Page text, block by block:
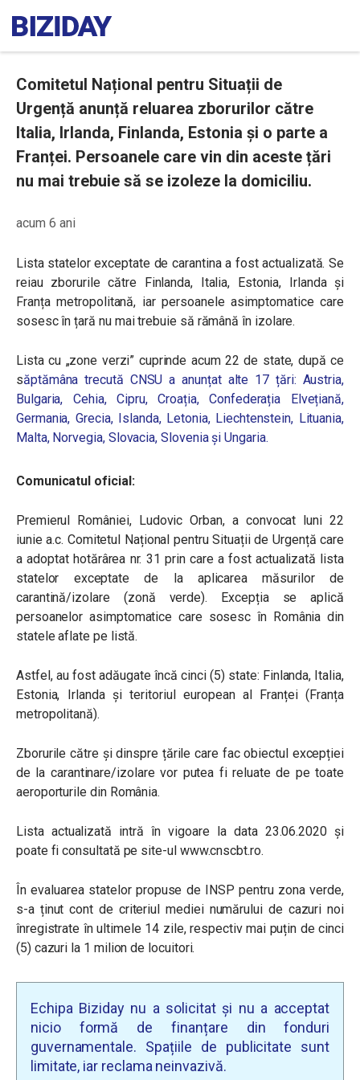
Comitetul Național pentru Situații de
Urgență anunță reluarea zborurilor către
Italia, Irlanda, Finlanda, Estonia și o parte a
Franței. Persoanele care vin din aceste țări
nu mai trebuie să se izoleze la domiciliu.
acum 6 ani
Lista statelor exceptate de carantina a fost actualizată. Se
reiau zborurile către Finlanda, Italia, Estonia, Irlanda și
Franța metropolitană, iar persoanele asimptomatice care
sosesc în țară nu mai trebuie să rămână în izolare.
Lista cu „zone verzi” cuprinde acum 22 de state, după ce
săptămâna trecută CNSU a anunțat alte 17 țări: Austria,
Bulgaria, Cehia, Cipru, Croația, Confederația Elvețiană,
Germania, Grecia, Islanda, Letonia, Liechtenstein, Lituania,
Malta, Norvegia, Slovacia, Slovenia și Ungaria.
Comunicatul oficial:
Premierul României, Ludovic Orban, a convocat luni 22
iunie a.c. Comitetul Național pentru Situații de Urgență care
a adoptat hotărârea nr. 31 prin care a fost actualizată lista
statelor exceptate de la aplicarea măsurilor de
carantină/izolare (zonă verde). Excepția se aplică
persoanelor asimptomatice care sosesc în România din
statele aflate pe listă.
Astfel, au fost adăugate încă cinci (5) state: Finlanda, Italia,
Estonia, Irlanda și teritoriul european al Franței (Franța
metropolitană).
Zborurile către și dinspre țările care fac obiectul excepției
de la carantinare/izolare vor putea fi reluate de pe toate
aeroporturile din România.
Lista actualizată intră în vigoare la data 23.06.2020 și
poate fi consultată pe site-ul www.cnscbt.ro.
În evaluarea statelor propuse de INSP pentru zona verde,
s-a ținut cont de criteriul mediei numărului de cazuri noi
înregistrate în ultimele 14 zile, respectiv mai puțin de cinci
(5) cazuri la 1 milion de locuitori.
Echipa Biziday nu a solicitat și nu a acceptat
nicio formă de finanțare din fonduri
guvernamentale. Spațiile de publicitate sunt
limitate, iar reclama neinvazivă.